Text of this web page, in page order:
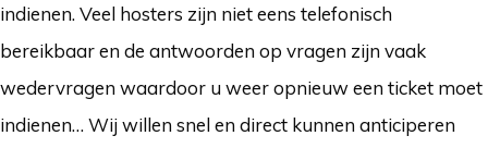
indienen. Veel hosters zijn niet eens telefonisch
bereikbaar en de antwoorden op vragen zijn vaak
wedervragen waardoor u weer opnieuw een ticket moet
indienen… Wij willen snel en direct kunnen anticiperen